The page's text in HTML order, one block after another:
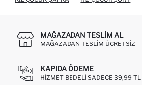
MAĞAZADAN TESLIM AL
MAĞAZADAN TESLIM ÜCRETSIZ
KAPIDA ÖDEME
HIZMET BEDELI SADECE 39,99 TL